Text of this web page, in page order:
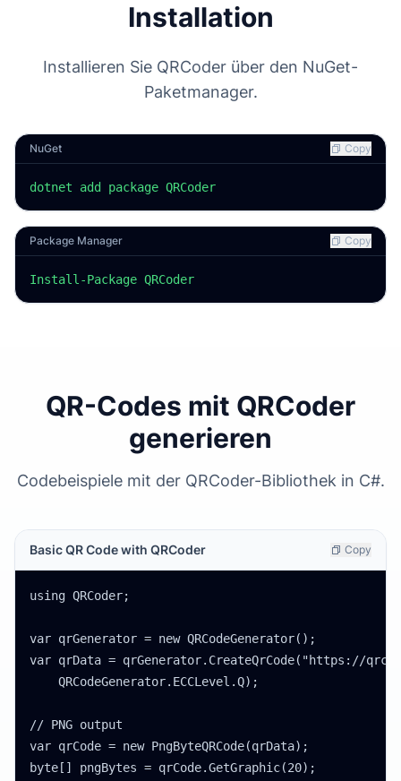
Installation
Installieren Sie QRCoder über den NuGet-
Paketmanager.
NuGet Copy
dotnet add package QRCoder
Package Manager Copy
Install-Package QRCoder
QR-Codes mit QRCoder
generieren
Codebeispiele mit der QRCoder-Bibliothek in C#.
Basic QR Code with QRCoder Copy
using QRCoder;
var qrGenerator = new QRCodeGenerator();
var qrData = qrGenerator.CreateQrCode("https://
    QRCodeGenerator.ECCLevel.Q);
// PNG output
var qrCode = new PngByteQRCode(qrData);
byte[] pngBytes = qrCode.GetGraphic(20);